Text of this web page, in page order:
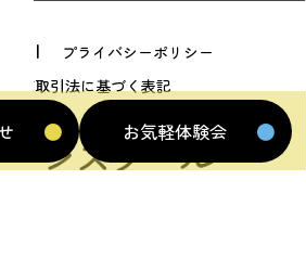
プライバシーポリシー
定商取引法に基づく表記
お気軽体験会